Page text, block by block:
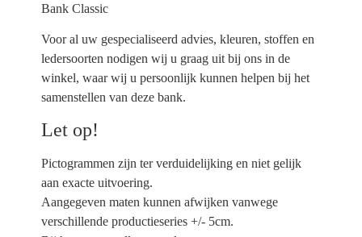
Bank Classic
Voor al uw gespecialiseerd advies, kleuren, stoffen en
ledersoorten nodigen wij u graag uit bij ons in de
winkel, waar wij u persoonlijk kunnen helpen bij het
samenstellen van deze bank.
Let op!
Pictogrammen zijn ter verduidelijking en niet gelijk
aan exacte uitvoering.
Aangegeven maten kunnen afwijken vanwege
verschillende productieseries +/- 5cm.